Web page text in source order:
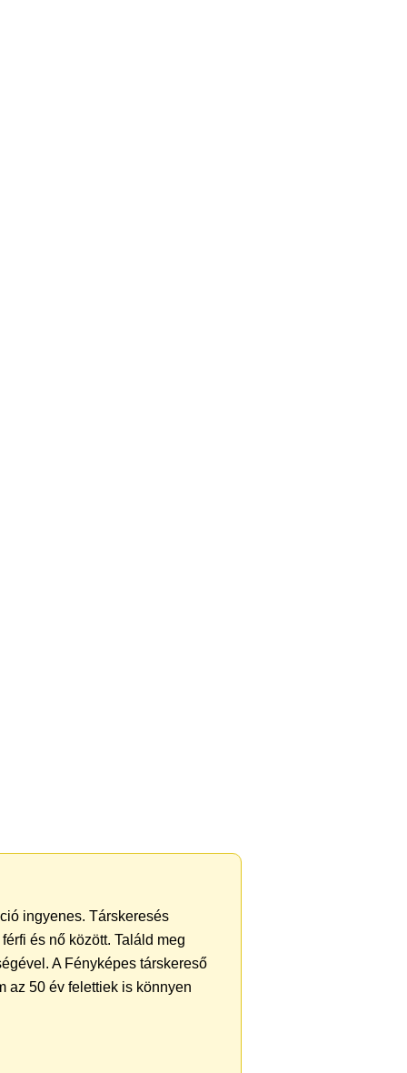
ingyenes. Társkeresés
és nő között. Találd meg
A Fényképes társkereső
az 50 év felettiek is könnyen